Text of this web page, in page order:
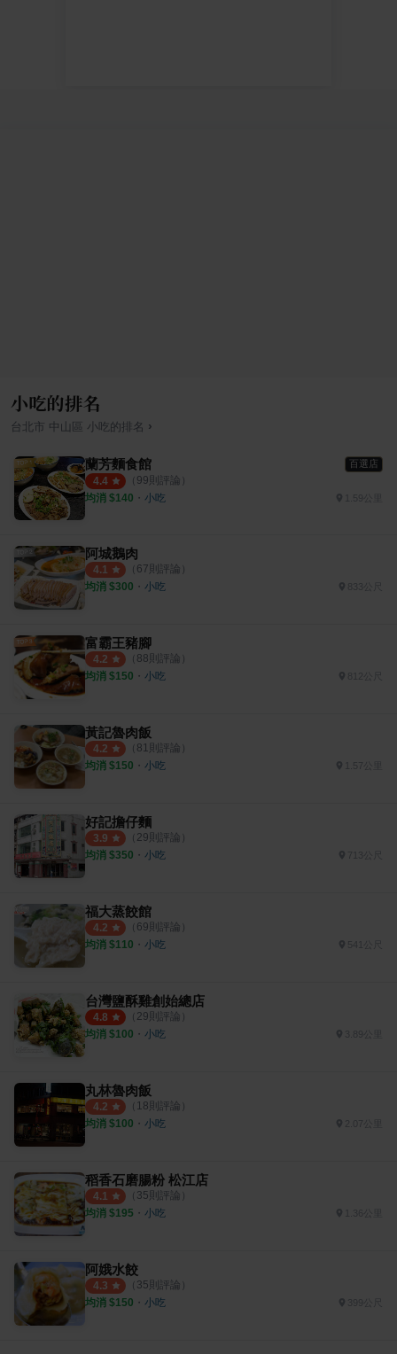
小吃的排名
台北市 中山區 小吃 的排名 ›
蘭芳麵食館 百選店
4.4 （ 99則評論）
均消 $140 ・ 小吃 1.59公里
阿城鵝肉
4.1 （ 67則評論）
均消 $300 ・ 小吃
富霸王豬腳
4.2 （ 88則評論）
均消 $150 ・ 小吃 812公尺
黃記魯肉飯
4.2 （ 81則評論）
均消 $150 ・ 小吃 1.57公里
好記擔仔麵
3.9 （ 29則評論）
均消 $350 ・ 小吃 713公尺
福大蒸餃館
4.2 （ 69則評論）
均消 $110 ・ 小吃 541公尺
台灣鹽酥雞創始總店
4.8 （ 29則評論）
均消 $100 ・ 小吃 3.89公里
丸林魯肉飯
4.2 （ 18則評論）
均消 $100 ・ 小吃 2.07公里
稻香石磨腸粉 松江店
4.1 （ 35則評論）
均消 $195 ・ 小吃 1.36公里
阿娥水餃
4.3 （ 35則評論）
均消 $150 ・ 小吃